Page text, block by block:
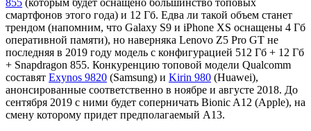
смартфонов этого года) и 12 Гб. Едва ли такой объем станет
трендом (напомним, что Galaxy S9 и iPhone XS оснащены 4 Гб
оперативной памяти), но наверняка Lenovo Z5 Pro GT не
последняя в 2019 году модель с конфигурацией 512 Гб + 12 Гб
+ Snapdragon 855. Конкуренцию топовой модели Qualcomm
составят Exynos 9820 (Samsung) и Kirin 980 (Huawei),
анонсированные соответственно в ноябре и августе 2018. До
сентября 2019 с ними будет соперничать Bionic A12 (Apple), на
смену которому придет предполагаемый A13.